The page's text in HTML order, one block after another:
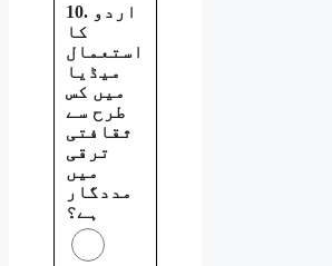
10. اردو
کا
استعمال
میڈیا
میں کس
طرح سے
ثقافتی
ترقی
میں
مددگار
ہے؟